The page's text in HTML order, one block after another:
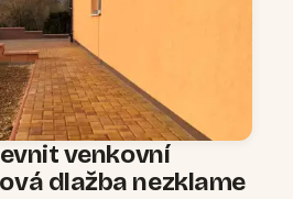
venkovní
dlažba nezklame